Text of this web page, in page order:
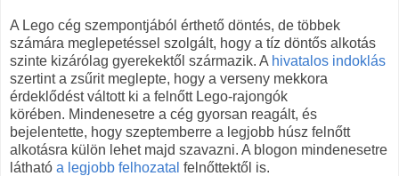
A Lego cég szempontjából érthető döntés, de többek
számára meglepetéssel szolgált, hogy a tíz döntős alkotás
szinte kizárólag gyerekektől származik. A hivatalos indoklás
szertint a zsűrit meglepte, hogy a verseny mekkora
érdeklődést váltott ki a felnőtt Lego-rajongók
körében. Mindenesetre a cég gyorsan reagált, és
bejelentette, hogy szeptemberre a legjobb húsz felnőtt
alkotásra külön lehet majd szavazni. A blogon mindenesetre
látható a legjobb felhozatal felnőttektől is.